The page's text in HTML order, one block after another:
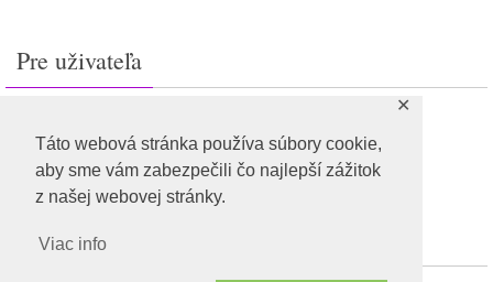
Táto webová stránka používa súbory cookie,
aby sme vám zabezpečili čo najlepší zážitok
z našej webovej stránky.
Viac info
✕
Pre uživateľa
Feed záznamov
RSS feed komentárov
WordPress.org